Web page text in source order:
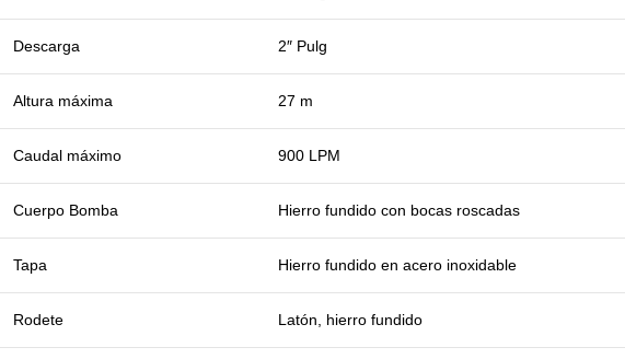
Descarga 2″ Pulg
Altura máxima 27 m
Caudal máximo 900 LPM
Cuerpo Bomba Hierro fundido con bocas roscadas
Tapa Hierro fundido en acero inoxidable
Rodete Latón, hierro fundido